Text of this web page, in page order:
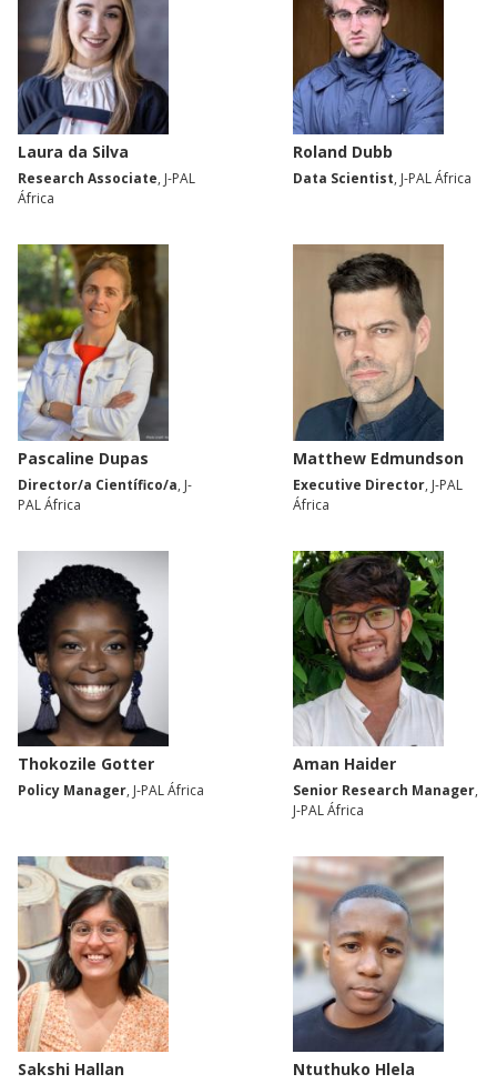
Laura da Silva
Research Associate, J-PAL
África
Roland Dubb
Data Scientist, J-PAL África
Pascaline Dupas
Director/a Científico/a, J-
PAL África
Matthew Edmundson
Executive Director, J-PAL
África
Thokozile Gotter
Policy Manager, J-PAL África
Aman Haider
Senior Research Manager,
J-PAL África
Sakshi Hallan Ntuthuko Hlela